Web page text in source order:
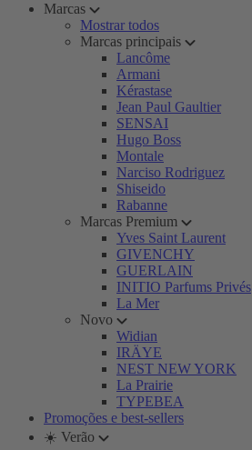
Marcas
Mostrar todos
Marcas principais
Lancôme
Armani
Kérastase
Jean Paul Gaultier
SENSAI
Hugo Boss
Montale
Narciso Rodriguez
Shiseido
Rabanne
Marcas Premium
Yves Saint Laurent
GIVENCHY
GUERLAIN
INITIO Parfums Privés
La Mer
Novo
Widian
IRÄYE
NEST NEW YORK
La Prairie
TYPEBEA
Promoções e best-sellers
☀️ Verão